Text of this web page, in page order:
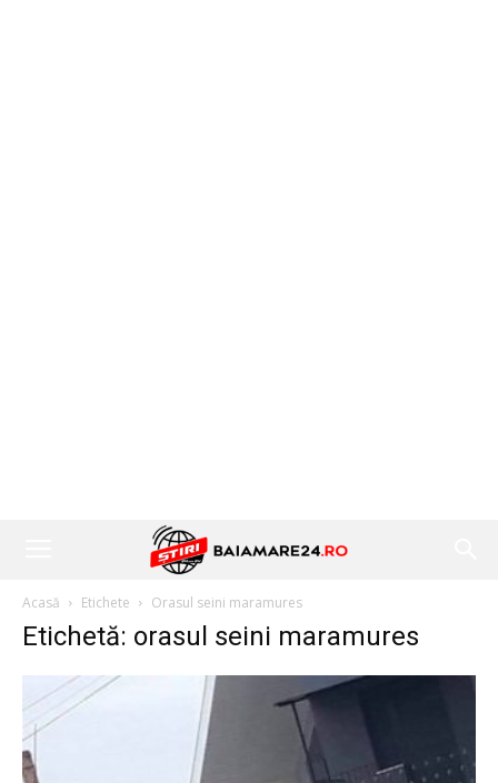
Acasă Etichete Orasul seini maramures
Etichetă: orasul seini maramures